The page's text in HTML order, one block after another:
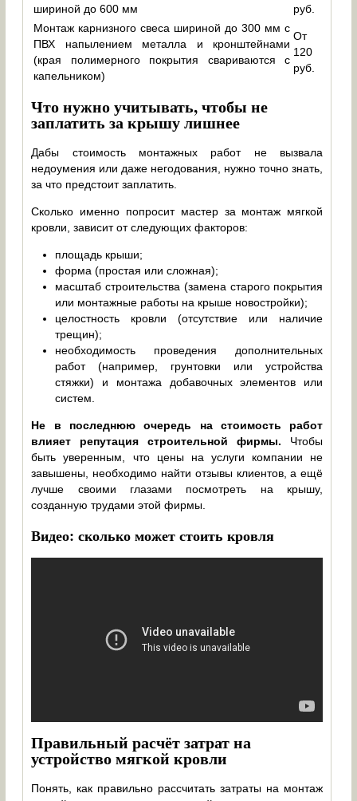
шириной до 600 мм
руб.
Монтаж карнизного свеса шириной до 300 мм с
ПВХ напылением металла и кронштейнами
(края полимерного покрытия свариваются с
капельником)
От
120
руб.
Что нужно учитывать, чтобы не
заплатить за крышу лишнее
Дабы стоимость монтажных работ не вызвала
недоумения или даже негодования, нужно точно знать,
за что предстоит заплатить.
Сколько именно попросит мастер за монтаж мягкой
кровли, зависит от следующих факторов:
площадь крыши;
форма (простая или сложная);
масштаб строительства (замена старого покрытия
или монтажные работы на крыше новостройки);
целостность кровли (отсутствие или наличие
трещин);
необходимость проведения дополнительных
работ (например, грунтовки или устройства
стяжки) и монтажа добавочных элементов или
систем.
Не в последнюю очередь на стоимость работ
влияет репутация строительной фирмы. Чтобы
быть уверенным, что цены на услуги компании не
завышены, необходимо найти отзывы клиентов, а ещё
лучше своими глазами посмотреть на крышу,
созданную трудами этой фирмы.
Видео: сколько может стоить кровля
Правильный расчёт затрат на
устройство мягкой кровли
Понять, как правильно рассчитать затраты на монтаж